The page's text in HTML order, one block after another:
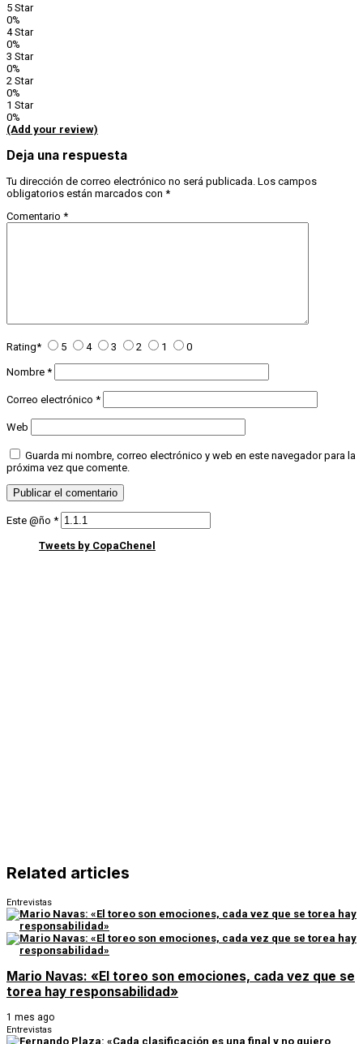
5 Star
0%
4 Star
0%
3 Star
0%
2 Star
0%
1 Star
0%
(Add your review)
Deja una respuesta
Tu dirección de correo electrónico no será publicada. Los campos
obligatorios están marcados con *
Comentario *
Rating* 5 4 3 2 1 0
Nombre *
Correo electrónico *
Web
Guarda mi nombre, correo electrónico y web en este navegador para la
próxima vez que comente.
Este @ño *
Tweets by CopaChenel
Related articles
Entrevistas
Mario Navas: «El toreo son emociones, cada vez que se
torea hay responsabilidad»
1 mes ago
Entrevistas